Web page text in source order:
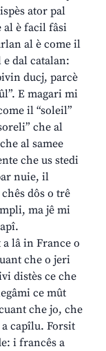
ator pal
al è facil fâsi
al è come il
e dal catalan:
ducj, parcè
E magari mi
il “soleil”
che al
al samee
che us stedi
nuie, il
dôs o trê
ma jê mi
lâ in France o
che o jeri
distès ce che
ce mût
che jo, che
capîlu. Forsit
i francês a